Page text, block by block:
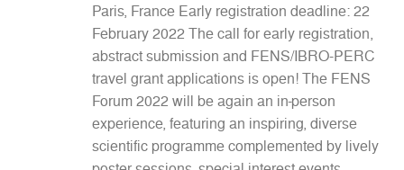
Paris, France Early registration deadline: 22
February 2022 The call for early registration,
abstract submission and FENS/IBRO-PERC
travel grant applications is open! The FENS
Forum 2022 will be again an in-person
experience, featuring an inspiring, diverse
scientific programme complemented by lively